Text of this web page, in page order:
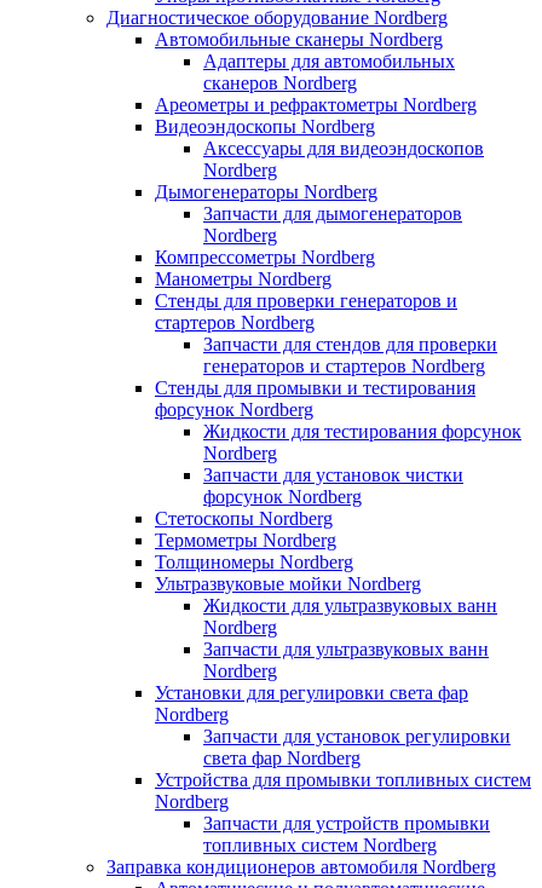
Диагностическое оборудование Nordberg
Автомобильные сканеры Nordberg
Адаптеры для автомобильных
сканеров Nordberg
Ареометры и рефрактометры Nordberg
Видеоэндоскопы Nordberg
Аксессуары для видеоэндоскопов
Nordberg
Дымогенераторы Nordberg
Запчасти для дымогенераторов
Nordberg
Компрессометры Nordberg
Манометры Nordberg
Стенды для проверки генераторов и
стартеров Nordberg
Запчасти для стендов для проверки
генераторов и стартеров Nordberg
Стенды для промывки и тестирования
форсунок Nordberg
Жидкости для тестирования форсунок
Nordberg
Запчасти для установок чистки
форсунок Nordberg
Стетоскопы Nordberg
Термометры Nordberg
Толщиномеры Nordberg
Ультразвуковые мойки Nordberg
Жидкости для ультразвуковых ванн
Nordberg
Запчасти для ультразвуковых ванн
Nordberg
Установки для регулировки света фар
Nordberg
Запчасти для установок регулировки
света фар Nordberg
Устройства для промывки топливных систем
Nordberg
Запчасти для устройств промывки
топливных систем Nordberg
Заправка кондиционеров автомобиля Nordberg